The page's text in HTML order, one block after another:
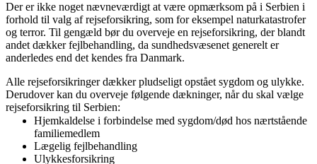
Der er ikke noget nævneværdigt at være opmærksom på i Serbien i
forhold til valg af rejseforsikring, som for eksempel naturkatastrofer
og terror. Til gengæld bør du overveje en rejseforsikring, der blandt
andet dækker fejlbehandling, da sundhedsvæsenet generelt er
anderledes end det kendes fra Danmark.
Alle rejseforsikringer dækker pludseligt opstået sygdom og ulykke.
Derudover kan du overveje følgende dækninger, når du skal vælge
rejseforsikring til Serbien:
Hjemkaldelse i forbindelse med sygdom/død hos nærtstående
familiemedlem
Lægelig fejlbehandling
Ulykkesforsikring